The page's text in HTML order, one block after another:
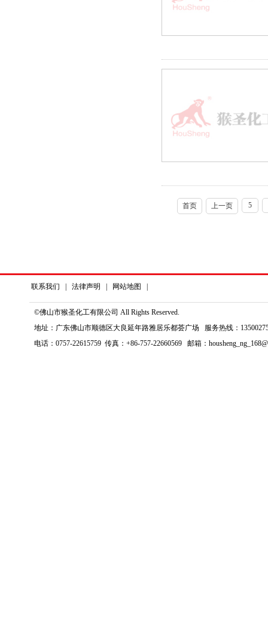
首页 上一页 5
联系我们 法律声明 网站地图
©佛山市猴圣化工有限公司 All Rights Reserved.
地址：广东佛山市顺德区大良延年路雅居乐都荟广场 服务热线：
电话：0757-22615759 传真：+86-757-22660569 邮箱：